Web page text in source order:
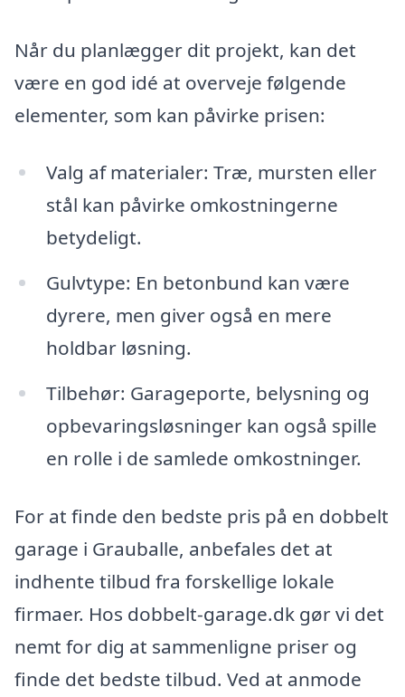
Når du planlægger dit projekt, kan det
være en god idé at overveje følgende
elementer, som kan påvirke prisen:
Valg af materialer: Træ, mursten eller
stål kan påvirke omkostningerne
betydeligt.
Gulvtype: En betonbund kan være
dyrere, men giver også en mere
holdbar løsning.
Tilbehør: Garageporte, belysning og
opbevaringsløsninger kan også spille
en rolle i de samlede omkostninger.
For at finde den bedste pris på en dobbelt
garage i Grauballe, anbefales det at
indhente tilbud fra forskellige lokale
firmaer. Hos dobbelt-garage.dk gør vi det
nemt for dig at sammenligne priser og
finde det bedste tilbud. Ved at anmode